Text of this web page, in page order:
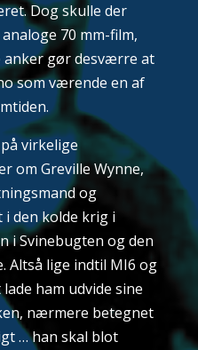
Dog skulle der
70 mm-film,
anker gør desværre at
som værende en af
virkelige
om Greville Wynne,
og
den kolde krig i
i Svinebugten og den
Altså lige indtil MI6 og
ham udvide sine
nærmere betegnet
… han skal blot